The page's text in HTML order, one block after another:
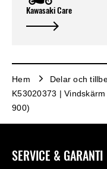
Kawasaki Care
Hem Delar och
K53020373 |
900)
SERVICE & GARANTI